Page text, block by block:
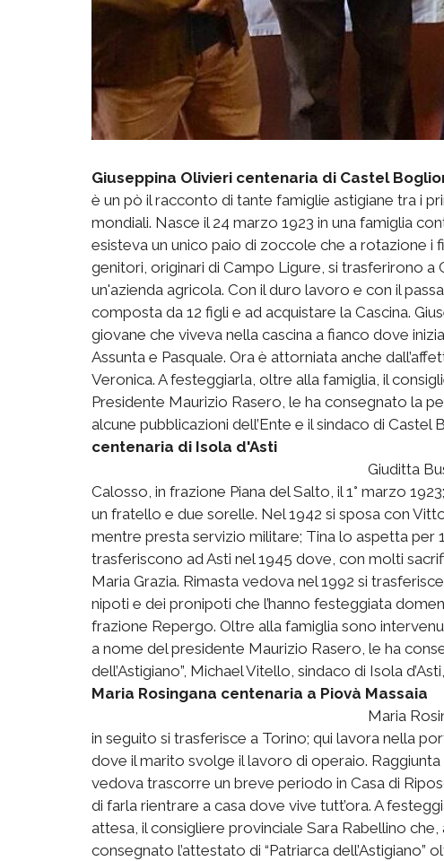
Giuseppina Olivieri centenaria di Castel
è un pò il racconto di tante famiglie astigiane tra i
mondiali. Nasce il 24 marzo 1923 in una famiglia
esisteva un unico paio di zoccole che a rotazione i
genitori, originari di Campo Ligure, si trasferirono
un'azienda agricola. Con il duro lavoro e con il
composta da 12 figli e ad acquistare la Cascina.
giovane che viveva nella cascina a fianco dove
Assunta e Pasquale. Ora è attorniata anche
Veronica. A festeggiarla, oltre alla famiglia, il
Presidente Maurizio Rasero, le ha consegnato la
alcune pubblicazioni dell’Ente e il sindaco di Castel
centenaria di Isola d'Asti
Giuditta
Calosso, in frazione Piana del Salto, il 1° marzo
un fratello e due sorelle. Nel 1942 si sposa con
mentre presta servizio militare; Tina lo aspetta per
trasferiscono ad Asti nel 1945 dove, con molti
Maria Grazia. Rimasta vedova nel 1992 si
nipoti e dei pronipoti che l’hanno festeggiata
frazione Repergo. Oltre alla famiglia sono
a nome del presidente Maurizio Rasero, le ha
dell’Astigiano”, Michael Vitello, sindaco di Isola
Maria Rosingana centenaria a Piovà Massaia
Maria
in seguito si trasferisce a Torino; qui lavora nella
dove il marito svolge il lavoro di operaio.
vedova trascorre un breve periodo in Casa di
di farla rientrare a casa dove vive tutt’ora. A
attesa, il consigliere provinciale Sara Rabellino
consegnato l’attestato di “Patriarca dell’Astigiano”